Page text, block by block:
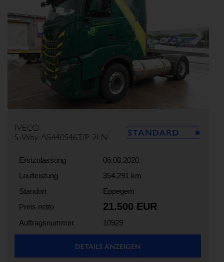
Previous Next
IVECO
S-Way AS440S46T/P 2LN
Erstzulassung
06.08.2020
Laufleistung
354.291 km
Standort
Eppegem
Preis netto
21.500 EUR
Auftragsnummer 10929
DETAILS ANZEIGEN